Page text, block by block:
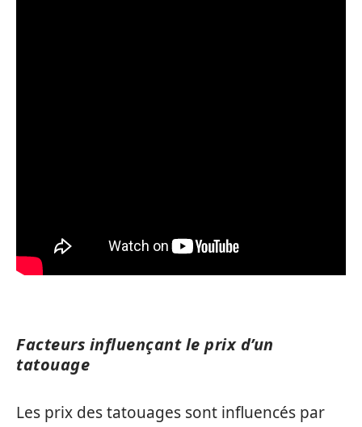
Facteurs influençant le prix d’un
tatouage
Les prix des tatouages sont influencés par